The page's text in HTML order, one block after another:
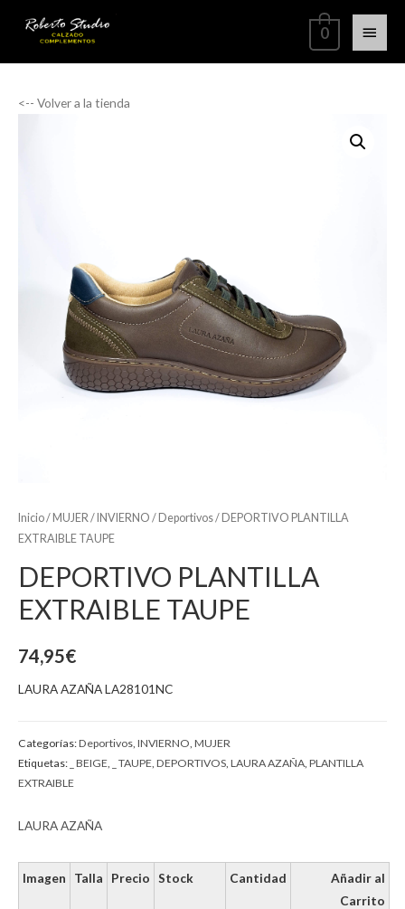
0
<-- Volver a la tienda
Inicio/ MUJER / INVIERNO / Deportivos/ DEPORTIVO PLANTILLA
EXTRAIBLE TAUPE
DEPORTIVO PLANTILLA
EXTRAIBLE TAUPE
74,95€
LAURA AZAÑA LA28101NC
Categorías:Deportivos INVIERNO MUJER
Etiquetas: _ BEIGE _ TAUPE DEPORTIVOS LAURA AZAÑA PLANTILLA
EXTRAIBLE
LAURA AZAÑA
Imagen Talla Precio Stock Cantidad
Añadir al
Carrito